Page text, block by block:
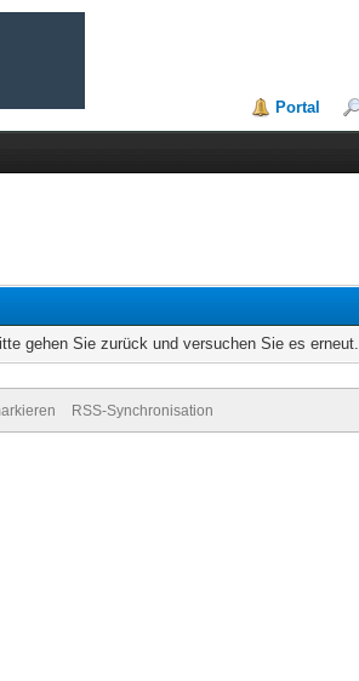
Portal
gehen Sie zurück und versuchen Sie es erneut.
RSS-Synchronisation